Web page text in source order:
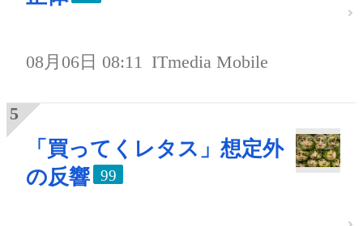
08月06日 08:11 ITmedia Mobile
「買ってくレタス」想定外
の反響
99